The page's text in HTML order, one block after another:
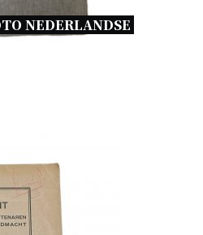
NEDERLANDSE